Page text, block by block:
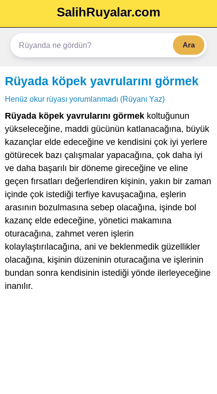
SalihRuyalar.com
Ara
Rüyada köpek yavrularını görmek
Henüz okur rüyası yorumlanmadı (Rüyanı Yaz)
Rüyada köpek yavrularını görmek koltuğunun
yükseleceğine, maddi gücünün katlanacağına, büyük
kazançlar elde edeceğine ve kendisini çok iyi yerlere
götürecek bazı çalışmalar yapacağına, çok daha iyi
ve daha başarılı bir döneme gireceğine ve eline
geçen fırsatları değerlendiren kişinin, yakın bir zaman
içinde çok istediği terfiye kavuşacağına, eşlerin
arasının bozulmasına sebep olacağına, işinde bol
kazanç elde edeceğine, yönetici makamına
oturacağına, zahmet veren işlerin
kolaylaştırılacağına, ani ve beklenmedik güzellikler
olacağına, kişinin düzeninin oturacağına ve işlerinin
bundan sonra kendisinin istediği yönde ilerleyeceğine
inanılır.